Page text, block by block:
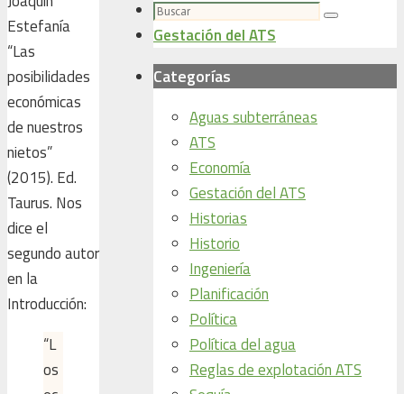
Estefanía
“Las
posibilidades
económicas
de nuestros
nietos”
(2015). Ed.
Taurus. Nos
dice el
segundo autor
en la
Introducción:
“L
os
Buscar:
Buscar
Gestación del ATS
Categorías
Aguas subterráneas
ATS
Economía
Gestación del ATS
Historias
Historio
Ingeniería
Planificación
Política
Política del agua
Reglas de explotación ATS